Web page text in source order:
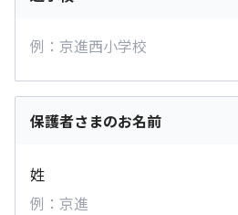
保護者さまのお名前
姓